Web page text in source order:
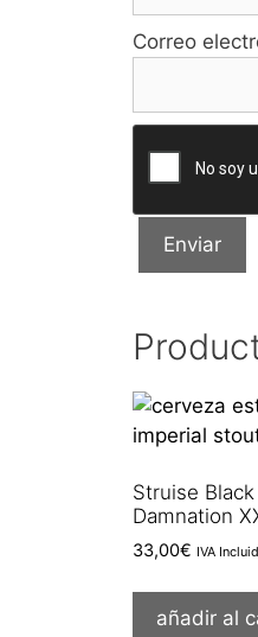
Correo
Struise Black
Damnation
33,00€ IVA
añadir al